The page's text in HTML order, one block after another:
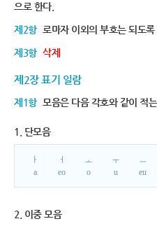
으로 한다.
제2항 로마자 이외의 부호는 되도
제3항 삭제
제2장 표기 일람
제1항 모음은 다음 각호와 같이 적
1. 단모음
ㅏ
a
ㅓ
eo
ㅗ
o
ㅜ
u
ㅡ
eu
2. 이중 모음